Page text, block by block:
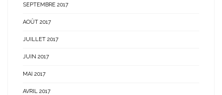
SEPTEMBRE 2017
AOÛT 2017
JUILLET 2017
JUIN 2017
MAI 2017
AVRIL 2017